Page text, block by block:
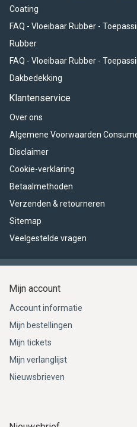
Coating
FAQ - Vloeibaar Rubber -
Rubber
FAQ - Vloeibaar Rubber -
Dakbedekking
Klantenservice
Over ons
Algemene Voorwaarden
Disclaimer
Cookie-verklaring
Betaalmethoden
Verzenden & retourneren
Sitemap
Veelgestelde vragen
Mijn account
Account informatie
Mijn bestellingen
Mijn tickets
Mijn verlanglijst
Nieuwsbrieven